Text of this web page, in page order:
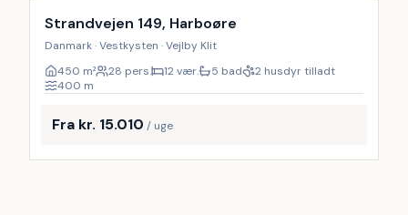
Strandvejen 149, Harboøre
Danmark · Vestkysten · Vejlby Klit
450 m² 28 pers. 12 vær. 5 bad
2 husdyr tilladt
400 m
Fra kr. 15.010 / uge